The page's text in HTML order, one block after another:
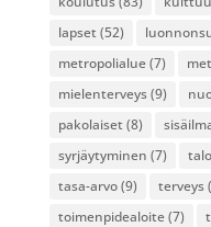
lapset (52)
metropolialue(7)
mielenterveys(9)
pakolaiset (8)
syrjäytyminen (7)
tasa-arvo(9) terveys
toimenpidealoite(7)